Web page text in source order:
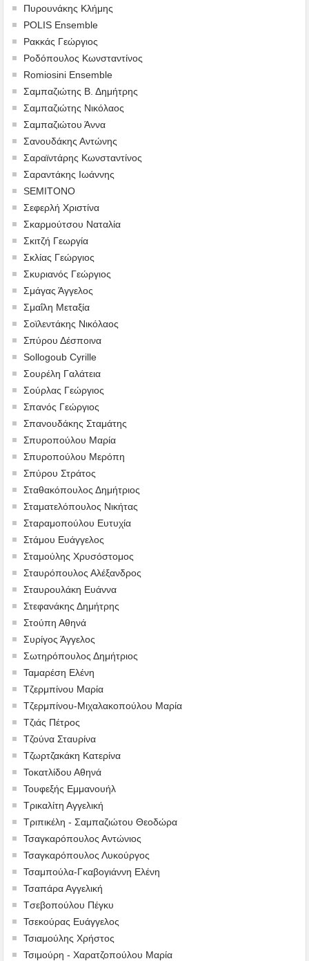
Πυρουνάκης Κλήμης
POLIS Ensemble
Ρακκάς Γεώργιος
Ροδόπουλος Κωνσταντίνος
Romiosini Ensemble
Σαμπαζιώτης Β. Δημήτρης
Σαμπαζιώτης Νικόλαος
Σαμπαζιώτου Άννα
Σανουδάκης Αντώνης
Σαραϊντάρης Κωνσταντίνος
Σαραντάκης Ιωάννης
SEMITONO
Σεφερλή Χριστίνα
Σκαρμούτσου Ναταλία
Σκιτζή Γεωργία
Σκλίας Γεώργιος
Σκυριανός Γεώργιος
Σμάγας Άγγελος
Σμαΐλη Μεταξία
Σοϊλεντάκης Νικόλαος
Σπύρου Δέσποινα
Sollogoub Cyrille
Σουρέλη Γαλάτεια
Σούρλας Γεώργιος
Σπανός Γεώργιος
Σπανουδάκης Σταμάτης
Σπυροπούλου Μαρία
Σπυροπούλου Μερόπη
Σπύρου Στράτος
Σταθακόπουλος Δημήτριος
Σταματελόπουλος Νικήτας
Σταραμοπούλου Ευτυχία
Στάμου Ευάγγελος
Σταμούλης Χρυσόστομος
Σταυρόπουλος Αλέξανδρος
Σταυρουλάκη Ευάννα
Στεφανάκης Δημήτρης
Στούπη Αθηνά
Συρίγος Άγγελος
Σωτηρόπουλος Δημήτριος
Ταμαρέση Ελένη
Τζερμπίνου Μαρία
Τζερμπίνου-Μιχαλακοπούλου Μαρία
Τζιάς Πέτρος
Τζούνα Σταυρίνα
Τζωρτζακάκη Κατερίνα
Τοκατλίδου Αθηνά
Τουφεξής Εμμανουήλ
Τρικαλίτη Αγγελική
Τριπικέλη - Σαμπαζιώτου Θεοδώρα
Τσαγκαρόπουλος Αντώνιος
Τσαγκαρόπουλος Λυκούργος
Τσαμπούλα-Γκαβογιάννη Ελένη
Τσαπάρα Αγγελική
Tσεβοπούλου Πέγκυ
Τσεκούρας Ευάγγελος
Τσιαμούλης Χρήστος
Τσιμούρη - Χαρατζοπούλου Μαρία